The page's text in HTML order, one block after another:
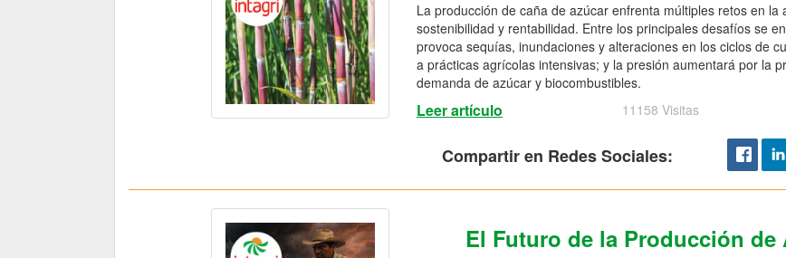
La producción de caña de azúcar enfrenta múltiples retos en la
sostenibilidad y rentabilidad. Entre los principales desafíos se
provoca sequías, inundaciones y alteraciones en los ciclos de
a prácticas agrícolas intensivas; y la presión aumentará por la
demanda de azúcar y biocombustibles.
Leer artículo 11158 Visitas
Compartir en Redes Sociales:
El Futuro de la Producción de